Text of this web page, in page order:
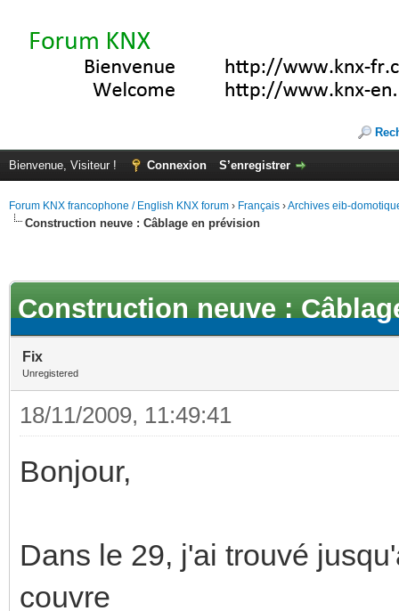
Bienvenue, Visiteur ! Connexion S’enregistrer
Forum KNX francophone / English KNX forum › Français ›Archives eib-
Construction neuve : Câblage en prévision
Construction neuve :
Fix
Unregistered
18/11/2009, 11:49:41
Bonjour,
Dans le 29, j'ai trouvé
couvre